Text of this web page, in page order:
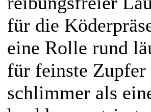
für die
eine Rolle rund
für feinste
schlimmer als